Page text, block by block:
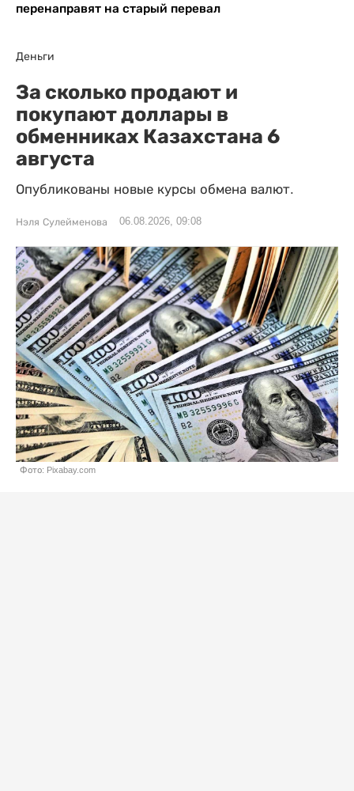
перенаправят на старый перевал
Деньги
За сколько продают и
покупают доллары в
обменниках Казахстана 6
августа
Опубликованы новые курсы обмена валют.
Нэля Сулейменова 06.08.2026, 09:08
Фото: Pixabay.com